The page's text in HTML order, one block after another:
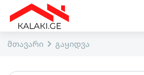
მთავარი გაყიდვა